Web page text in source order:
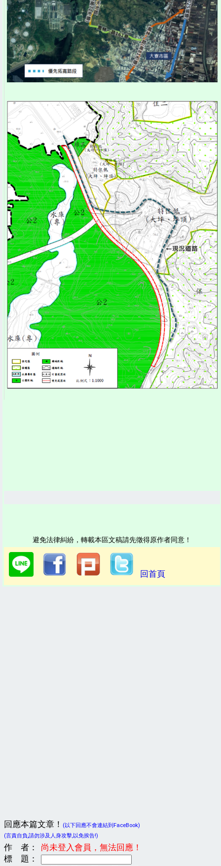
避免法律糾紛，轉載本區文稿請先徵得原作者同意！
回首頁
回應本篇文章！
(以下回應不會連結到FaceBook)
(言責自負,請勿涉及人身攻擊,以免挨告!)
作 者：
尚未登入會員，無法回應！
標 題：